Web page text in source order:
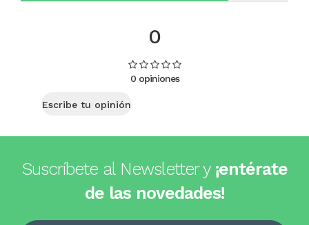
0
0 opiniones
Escribe tu opinión
Suscríbete al Newsletter y ¡entérate
de las novedades!